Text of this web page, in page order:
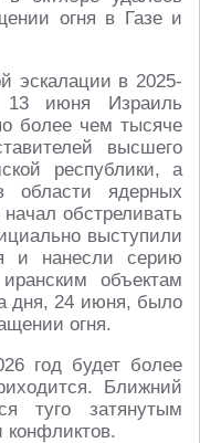
огня в Газе и
эскалации в 2025-
13 июня Израиль
более чем тысяче
высшего
республики, а
области ядерных
обстреливать
выступили
и нанесли серию
объектам
дня, 24 июня, было
огня.
год будет более
Ближний
туго затянутым
конфликтов.